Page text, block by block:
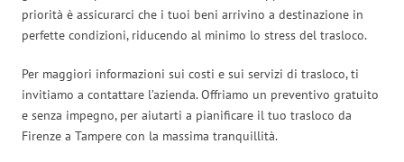
priorità è assicurarci che i tuoi beni arrivino a destinazione in
perfette condizioni, riducendo al minimo lo stress del trasloco.
Per maggiori informazioni sui costi e sui servizi di trasloco, ti
invitiamo a contattare l’azienda. Offriamo un preventivo gratuito
e senza impegno, per aiutarti a pianificare il tuo trasloco da
Firenze a Tampere con la massima tranquillità.